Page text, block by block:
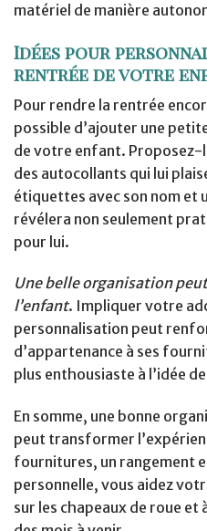
matériel de manière
Idées pour
rentrée de votre
Pour rendre la rentrée
possible d’ajouter une
de votre enfant. Proposez-
des autocollants qui lui
étiquettes avec son nom et
révélera non seulement
pour lui.
Une belle organisation
l’enfant. Impliquer votre
personnalisation peut
d’appartenance à ses
plus enthousiaste à l’idée
En somme, une bonne
peut transformer
fournitures, un rangement
personnelle, vous aidez
sur les chapeaux de roue